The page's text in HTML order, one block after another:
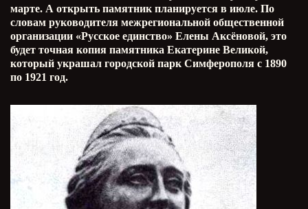
марте. А открыть памятник планируется в июле. По
словам руководителя межрегиональной общественной
организации «Русское единство» Елены Аксёновой, это
будет точная копия памятника Екатерине Великой,
который украшал городской парк Симферополя с 1890
по 1921 год.